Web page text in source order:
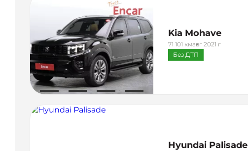
Kia Mohave
71 101 кмавг 2021 г
Без ДТП
Hyundai Palisade